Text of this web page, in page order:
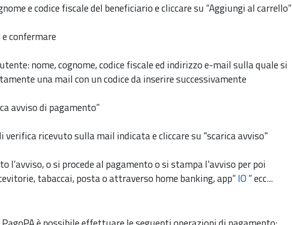
e codice fiscale del beneficiario e cliccare su “Aggiungi al carrello”
confermare
nome, cognome, codice fiscale ed indirizzo e-mail sulla quale si
una mail con un codice da inserire successivamente
avviso di pagamento”
verifica ricevuto sulla mail indicata e cliccare su "scarica avviso"
l’avviso, o si procede al pagamento o si stampa l'avviso per poi
tabaccai, posta o attraverso home banking, app”IO” ecc...